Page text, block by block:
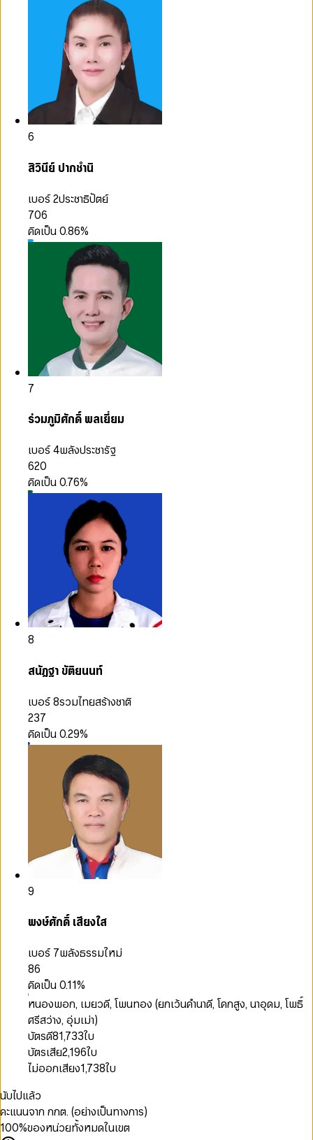
6
สิวินีย์ ปากชำนิ
เบอร์ 2ประชาธิปัตย์
706
คิดเป็น0.86%
7
ร่วมภูมิศักดิ์ พลเยี่ยม
เบอร์ 4พลังประชารัฐ
620
คิดเป็น0.76%
8
สนัฎฐา ขัติยนนท์
เบอร์ 8รวมไทยสร้างชาติ
237
คิดเป็น0.29%
9
พงษ์ศักดิ์ เสียงใส
เบอร์ 7พลังธรรมใหม่
86
คิดเป็น0.11%
หนองพอก, เมยวดี, โพนทอง (ยกเว้นคำนาดี, โคกสูง, นาอุดม, โพธิ์
ศรีสว่าง, อุ่มเม่า)
บัตรดี81,733ใบ
บัตรเสีย2,196ใบ
ไม่ออกเสียง1,738ใบ
นับไปแล้ว
คะแนนจาก กกต. (อย่างเป็นทางการ)
100%ของหน่วยทั้งหมดในเขต